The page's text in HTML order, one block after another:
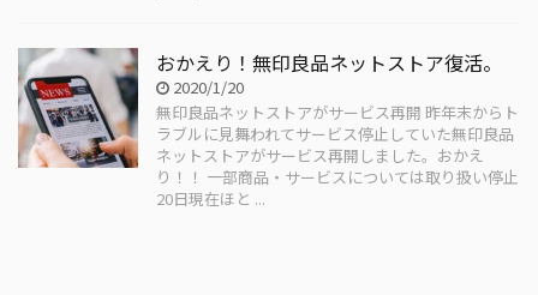
おかえり！無印良品ネットストア復活。
2020/1/20
無印良品ネットストアがサービス再開 昨年末からト
ラブルに見舞われてサービス停止していた無印良品
ネットストアがサービス再開しました。おかえ
り！！ 一部商品・サービスについては取り扱い停止
20日現在ほと ...